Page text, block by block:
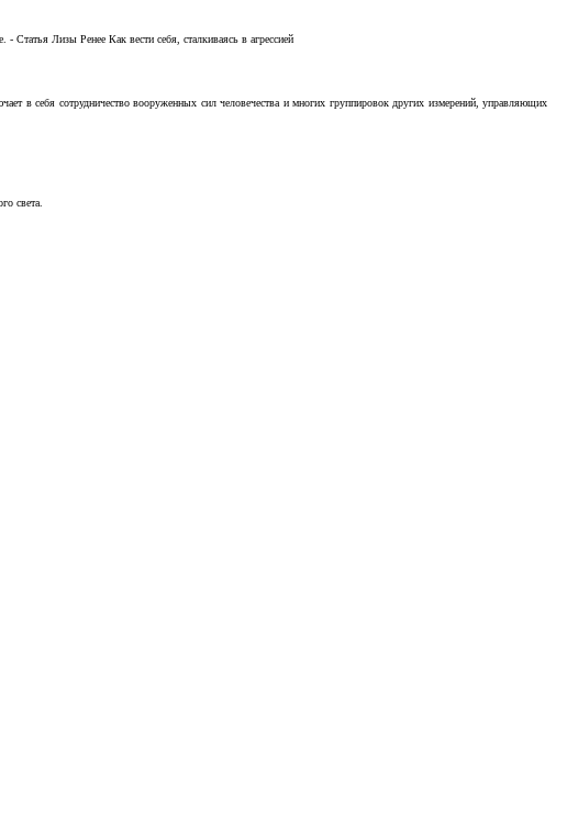
- Статья Лизы Ренее Как вести себя, сталкиваясь в агрессией
в себя сотрудничество вооруженных сил человечества и многих группировок других измерений, управляющих
света.